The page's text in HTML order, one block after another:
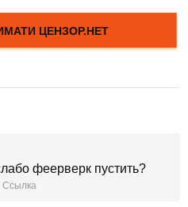
феерверк пустить?
Ссылка